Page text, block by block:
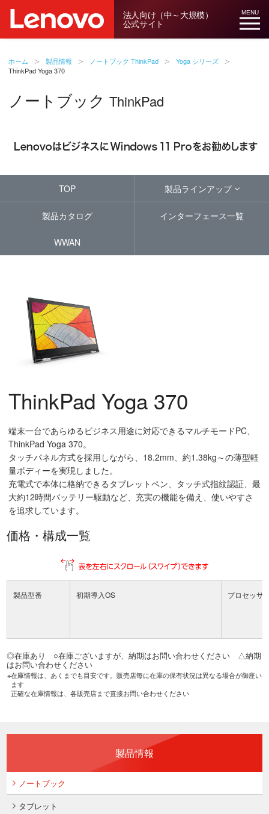
法人向け（中～大規模）
公式サイト
MENU
ホーム 製品情報 ノートブック ThinkPad
Yoga シリーズ
ThinkPad Yoga 370
ノートブック ThinkPad
TOP 製品ラインアップ
製品カタログ インターフェース一覧
WWAN
ThinkPad Yoga 370
端末一台であらゆるビジネス用途に対応できるマルチモードPC、
ThinkPad Yoga 370。
タッチパネル方式を採用しながら、18.2mm、約1.38kg～の薄型軽
量ボディーを実現しました。
充電式で本体に格納できるタブレットペン、タッチ式指紋認証、最
大約12時間バッテリー駆動など、充実の機能を備え、使いやすさ
を追求しています。
価格・構成一覧
初期導入OS プロセッサ
製品型番
◎在庫あり ○在庫ございますが、納期はお問い合わせください △納期
はお問い合わせください
在庫情報は、あくまでも目安です。販売店毎に在庫の保有状況は異なる場合が御座い
ます
正確な在庫情報は、各販売店まで直接お問い合わせください
製品情報
ノートブック
タブレット